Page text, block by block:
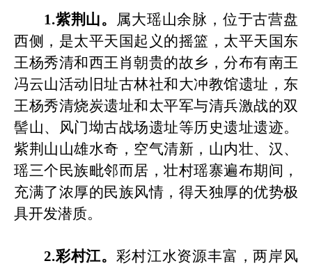
1.紫荆山。 属大瑶山余脉，位于古营盘
西侧，是太平天国起义的摇篮，太平天国东
王杨秀清和西王肖朝贵的故乡，分布有南王
冯云山活动旧址古林社和大冲教馆遗址 ， 东
王杨秀清烧炭遗址和太平军与清兵激战的双
髻山、
风门坳古战场遗址等历史遗址遗迹。
紫荆山山雄水奇，空气清新，山内壮、汉、
瑶三个民族毗邻而居，壮村瑶寨遍布期间，
充满了浓厚的民族风情，得天独厚的优势极
具开发潜质。
2.彩村江。彩村江水资源丰富，两岸风